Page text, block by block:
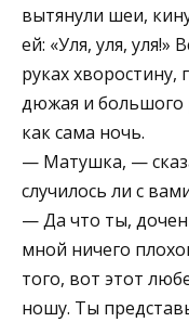
вытянули шеи,
ей: «Уля, уля,
руках
дюжая и большого
как сама ночь.
— Матушка, —
случилось ли с
— Да что ты,
мной ничего
того, вот этот
ношу. Ты